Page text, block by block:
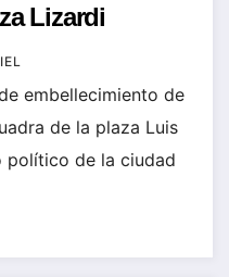
Lizardi
embellecimiento de
de la plaza Luis
político de la ciudad